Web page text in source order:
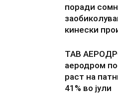
поради
кинески
ТАВ
аеродром
раст на
41% во јули